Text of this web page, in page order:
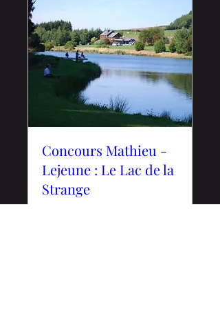
Concours Mathieu -
Lejeune : Le Lac de la
Strange